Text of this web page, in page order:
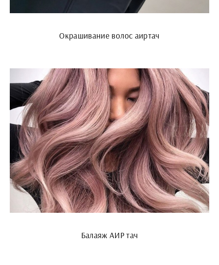
Окрашивание волос аиртач
Балаяж АИР тач